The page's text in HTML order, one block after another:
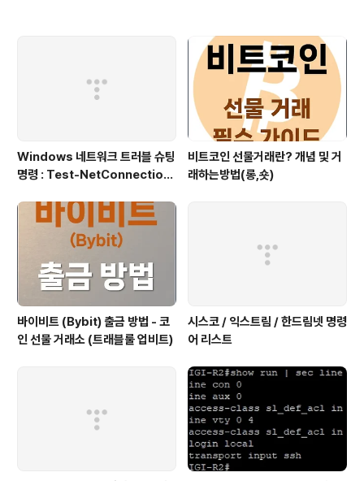
Windows 네트워크 트러블 슈팅
명령 : Test-NetConnection
비트코인 선물거래란? 개념 및 거
래하는방법(롱,숏)
바이비트 (Bybit) 출금 방법 - 코
인 선물 거래소 (트래블룰 업비트)
시스코 / 익스트림 / 한드림넷 명령
어 리스트